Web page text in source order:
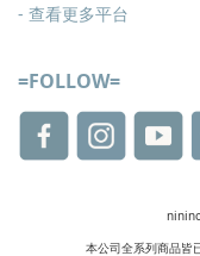
- 查看更多平台
=FOLLOW=
本公司全系列商品皆